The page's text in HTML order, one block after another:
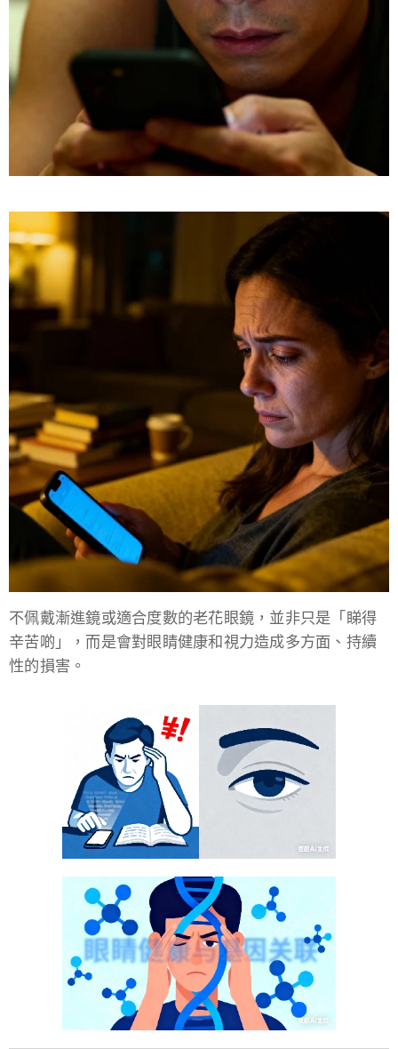
不佩戴漸進鏡或適合度數的老花眼鏡，並非只是「睇得
辛苦啲」，而是會對眼睛健康和視力造成多方面、持續
性的損害。